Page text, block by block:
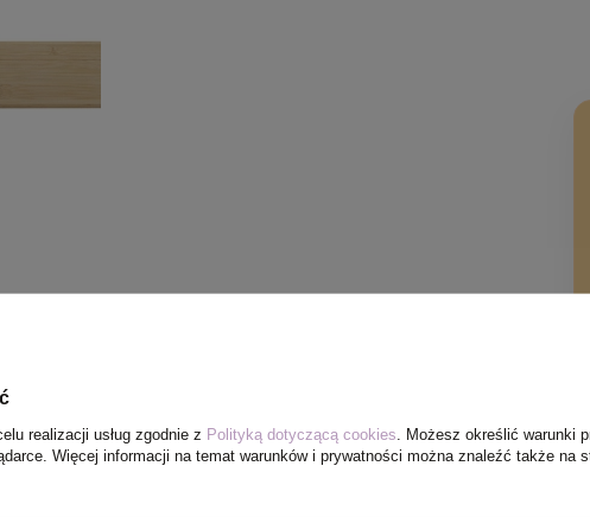
realizacji usług zgodnie z Polityką dotyczącą cookies . Możesz określić warunki
Więcej informacji na temat warunków i prywatności można znaleźć także na